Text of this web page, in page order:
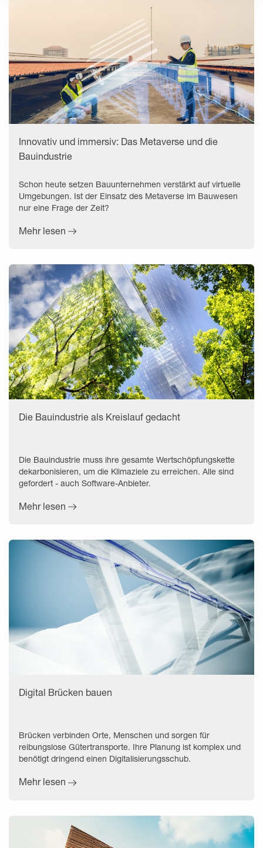
Innovativ und immersiv: Das Metaverse und die
Bauindustrie
Schon heute setzen Bauunternehmen verstärkt auf virtuelle
Umgebungen. Ist der Einsatz des Metaverse im Bauwesen
nur eine Frage der Zeit?
Mehr lesen
Die Bauindustrie als Kreislauf gedacht
Die Bauindustrie muss ihre gesamte Wertschöpfungskette
dekarbonisieren, um die Klimaziele zu erreichen. Alle sind
gefordert - auch Software-Anbieter.
Mehr lesen
Digital Brücken bauen
Brücken verbinden Orte, Menschen und sorgen für
reibungslose Gütertransporte. Ihre Planung ist komplex und
benötigt dringend einen Digitalisierungsschub.
Mehr lesen